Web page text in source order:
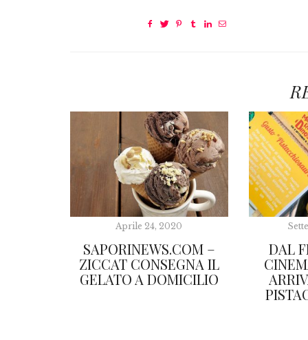
Aprile 24, 2020
SAPORINEWS.COM –
ZICCAT CONSEGNA IL
GELATO A DOMICILIO
DAL